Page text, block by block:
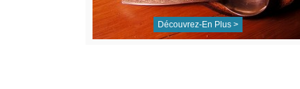
Découvrez-En Plus >